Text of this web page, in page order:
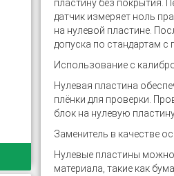
пластину без покрытия.
датчик измеряет ноль
на нулевой пластине.
допуска по стандартам с
Использование с
Нулевая пластина
плёнки для проверки.
блок на нулевую
Заменитель в качестве
Нулевые пластины
материала, такие как